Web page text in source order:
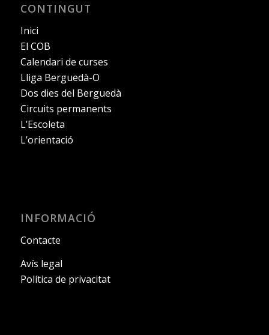
CONTINGUT
Inici
El COB
Calendari de curses
Lliga Berguedà-O
Dos dies del Berguedà
Circuits permanents
L’Escoleta
L’orientació
INFORMACIÓ
Contacte
Avís legal
Política de privacitat